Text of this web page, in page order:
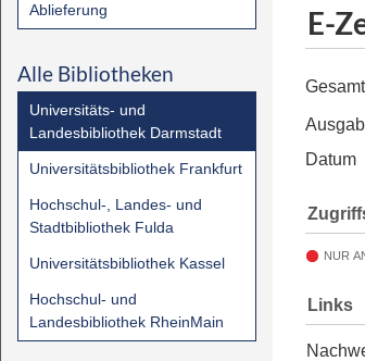
Ablieferung
Alle Bibliotheken
Universitäts- und
Landesbibliothek Darmstadt
Universitätsbibliothek Frankfurt
Hochschul-, Landes- und
Stadtbibliothek Fulda
Universitätsbibliothek Kassel
Hochschul- und
Landesbibliothek RheinMain
E-
Datum
NUR
Links